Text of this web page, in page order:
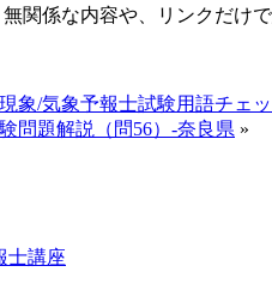
関係な内容や、リンクだけ
象/気象予報士試験用語チェッ
問題解説（問56）-奈良県 »
士講座